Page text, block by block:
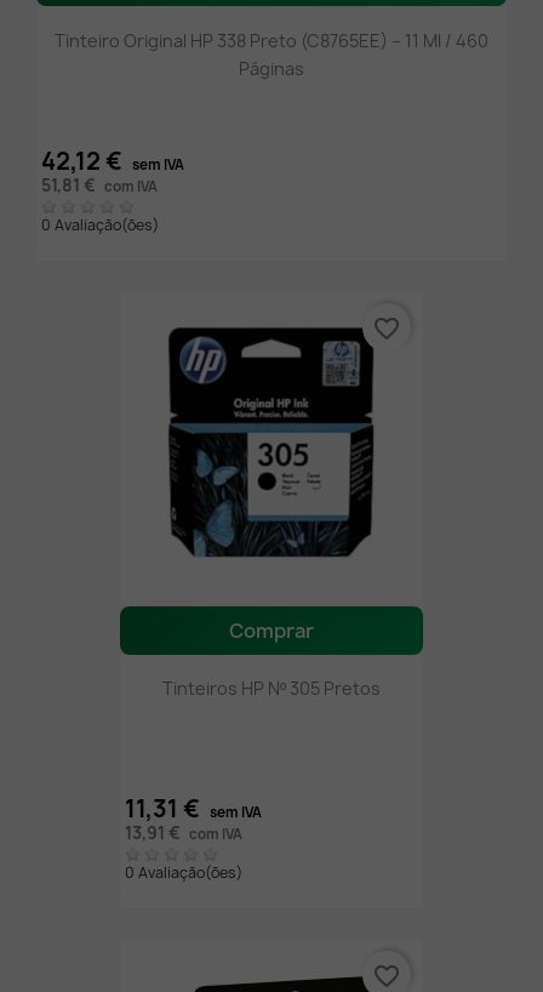
Tinteiro Original HP 338 Preto (C8765EE) – 11 Ml / 460
Páginas
42,12 € sem IVA
51,81 € com IVA
0 Avaliação(ões)
Comprar
Tinteiros HP Nº 305 Pretos
11,31 € sem IVA
13,91 € com IVA
0 Avaliação(ões)
favorite_border
favorite_border